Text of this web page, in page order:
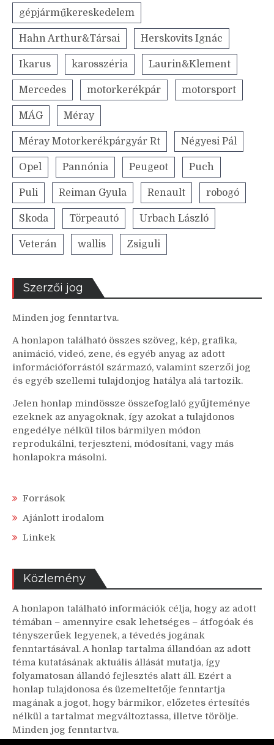
gépjárműkereskedelem
Hahn Arthur&Társai Herskovits Ignác
Ikarus karosszéria Laurin&Klement
Mercedes motorkerékpár motorsport
MÁG Méray
Méray Motorkerékpárgyár Rt Négyesi Pál
Opel Pannónia Peugeot Puch
Puli Reiman Gyula Renault robogó
Skoda Törpeautó Urbach László
Veterán wallis Zsiguli
Szerzői jog
Minden jog fenntartva.
A honlapon található összes szöveg, kép, grafika,
animáció, videó, zene, és egyéb anyag az adott
információforrástól származó, valamint szerzői jog
és egyéb szellemi tulajdonjog hatálya alá tartozik.
Jelen honlap mindössze összefoglaló gyűjteménye
ezeknek az anyagoknak, így azokat a tulajdonos
engedélye nélkül tilos bármilyen módon
reprodukálni, terjeszteni, módosítani, vagy más
honlapokra másolni.
Források
Ajánlott irodalom
Linkek
Közlemény
A honlapon található információk célja, hogy az adott
témában – amennyire csak lehetséges – átfogóak és
tényszerűek legyenek, a tévedés jogának
fenntartásával. A honlap tartalma állandóan az adott
téma kutatásának aktuális állását mutatja, így
folyamatosan állandó fejlesztés alatt áll. Ezért a
honlap tulajdonosa és üzemeltetője fenntartja
magának a jogot, hogy bármikor, előzetes értesítés
nélkül a tartalmat megváltoztassa, illetve törölje.
Minden jog fenntartva.